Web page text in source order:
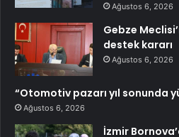
Ağustos 6, 2026
Gebze
destek kararı
Ağustos 6, 2026
“Otomotiv pazarı yıl sonunda
Ağustos 6, 2026
İzmir